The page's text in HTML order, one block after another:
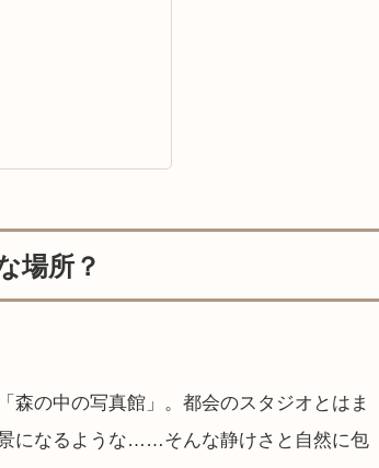
場所？
森の中の写真館」。都会のスタジオとはま
になるような……そんな静けさと自然に包